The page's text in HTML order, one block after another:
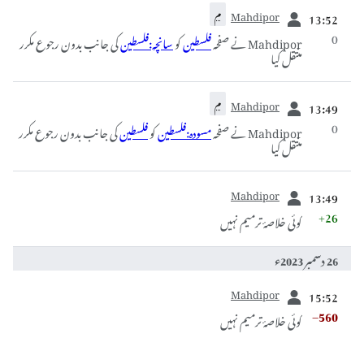
13:52
Mahdipor م
0 Mahdipor نے صفحہ فلسطینکوسانچہ:فلسطینکی جانب بدون رجوع مکرر
منتقل کیا
13:49
Mahdipor م
0 Mahdipor نے صفحہ مسودہ:فلسطینکوفلسطینکی جانب بدون رجوع مکرر
منتقل کیا
13:49
Mahdipor
+26 کوئی خلاصۂ ترمیم نہیں
26 دسمبر 2023ء
15:52
Mahdipor
−560 کوئی خلاصۂ ترمیم نہیں